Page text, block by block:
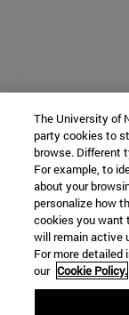
The University of
party cookies to
browse. Different
For example, to
about your
personalize how
cookies you want
will remain active
For more detailed
our Cookie Policy.